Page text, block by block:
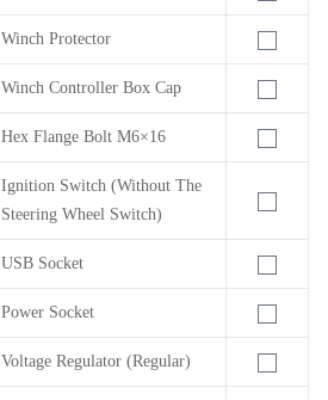
Winch Protector
Winch Controller Box Cap
Hex Flange Bolt M6×16
Ignition Switch (Without The
Steering Wheel Switch)
USB Socket
Power Socket
Voltage Regulator (Regular)